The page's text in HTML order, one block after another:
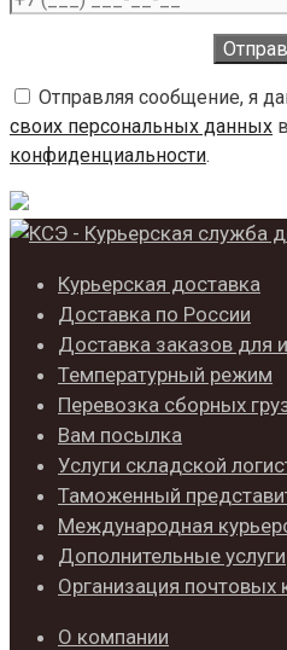
Отправляя сообщение, я
своих персональных данных
конфиденциальности.
Курьерская доставка
Доставка по России
Доставка заказов для
Температурный режим
Перевозка сборных
Вам посылка
Услуги складской
Таможенный
Международная
Дополнительные услуги
Организация почтовых
О компании